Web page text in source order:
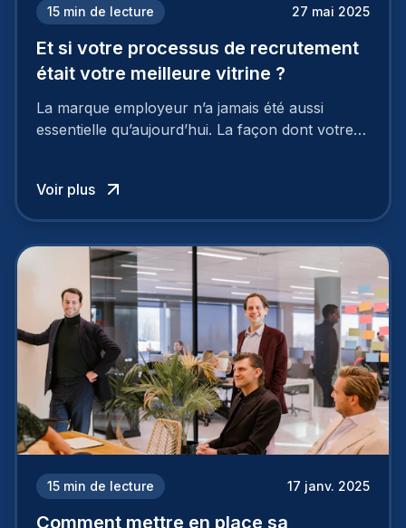
15 min de lecture 27 mai 2025
Et si votre processus de recrutement
était votre meilleure vitrine ?
La marque employeur n’a jamais été aussi
essentielle qu’aujourd’hui. La façon dont votre
à perdre les meilleurs profils.
Voir plus
15 min de lecture 17 janv. 2025
Comment mettre en place sa